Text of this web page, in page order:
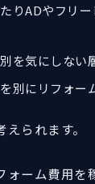
りADやフリ
を気にしない
別にリフォー
られます。
ォーム費用を